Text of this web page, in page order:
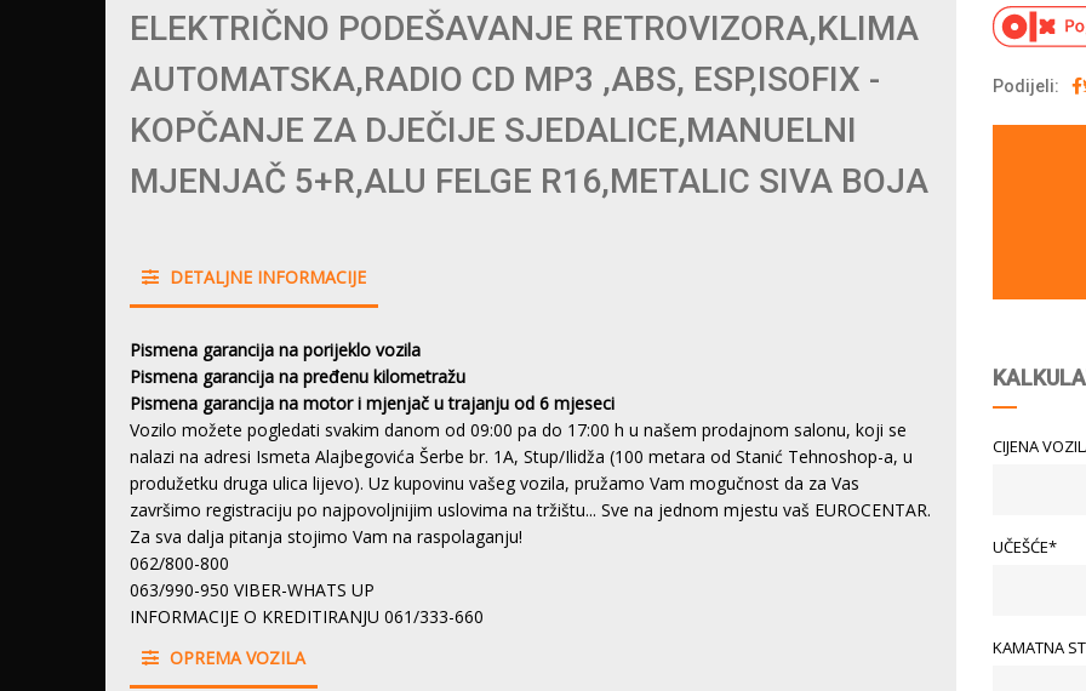
ELEKTRIČNO PODEŠAVANJE RETROVIZORA,KLIMA
AUTOMATSKA,RADIO CD MP3 ,ABS, ESP,ISOFIX -
KOPČANJE ZA DJEČIJE SJEDALICE,MANUELNI
MJENJAČ 5+R,ALU FELGE R16,METALIC SIVA BOJA
DETALJNE INFORMACIJE
Pismena garancija na porijeklo vozila
Pismena garancija na pređenu kilometražu
Pismena garancija na motor i mjenjač u trajanju od 6 mjeseci
Vozilo možete pogledati svakim danom od 09:00 pa do 17:00 h u našem prodajnom salonu, koji se
nalazi na adresi Ismeta Alajbegovića Šerbe br. 1A, Stup/Ilidža (100 metara od Stanić Tehnoshop-a, u
produžetku druga ulica lijevo). Uz kupovinu vašeg vozila, pružamo Vam mogučnost da za Vas
završimo registraciju po najpovoljnijim uslovima na tržištu... Sve na jednom mjestu vaš EUROCENTAR.
Za sva dalja pitanja stojimo Vam na raspolaganju!
062/800-800
063/990-950 VIBER-WHATS UP
INFORMACIJE O KREDITIRANJU 061/333-660
OPREMA VOZILA
Podijeli:
CIJENA
UČEŠĆE*
KAMATNA